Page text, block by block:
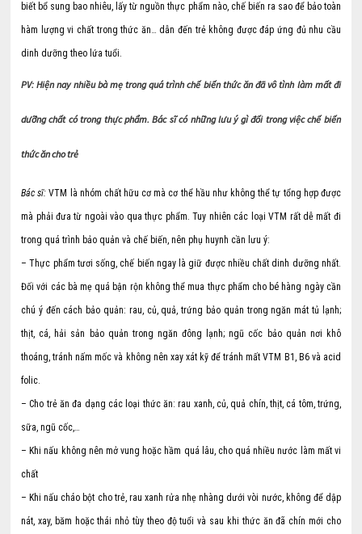
biết bổ sung bao nhiêu, lấy từ nguồn thực phẩm nào, chế biến ra sao để bảo toàn
hàm lượng vi chất trong thức ăn… dẫn đến trẻ không được đáp ứng đủ nhu cầu
dinh dưỡng theo lứa tuổi.
PV: Hiện nay nhiều bà mẹ trong quá trình chế biến thức ăn đã vô tình làm mất đi
dưỡng chất có trong thực phẩm. Bác sĩ có những lưu ý gì đối trong việc chế biến
thức ăn cho trẻ
Bác sĩ: VTM là nhóm chất hữu cơ mà cơ thể hầu như không thể tự tổng hợp được
mà phải đưa từ ngoài vào qua thực phẩm. Tuy nhiên các loại VTM rất dễ mất đi
trong quá trình bảo quản và chế biến, nên phụ huynh cần lưu ý:
– Thực phẩm tươi sống, chế biến ngay là giữ được nhiều chất dinh dưỡng nhất.
Đối với các bà mẹ quá bận rộn không thể mua thực phẩm cho bé hàng ngày cần
chú ý đến cách bảo quản: rau, củ, quả, trứng bảo quản trong ngăn mát tủ lạnh;
thịt, cá, hải sản bảo quản trong ngăn đông lạnh; ngũ cốc bảo quản nơi khô
thoáng, tránh nấm mốc và không nên xay xát kỹ để tránh mất VTM B1, B6 và acid
folic.
– Cho trẻ ăn đa dạng các loại thức ăn: rau xanh, củ, quả chín, thịt, cá tôm, trứng,
sữa, ngũ cốc,…
– Khi nấu không nên mở vung hoặc hầm quá lâu, cho quá nhiều nước làm mất vi
chất
– Khi nấu cháo bột cho trẻ, rau xanh rửa nhẹ nhàng dưới vòi nước, không để dập
nát, xay, băm hoặc thái nhỏ tùy theo độ tuổi và sau khi thức ăn đã chín mới cho